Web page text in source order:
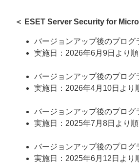
＜ ESET Server Security for
バージョンアップ後のプログ
実施日：2026年6月9日より
バージョンアップ後のプログ
実施日：2026年4月10日より
バージョンアップ後のプログ
実施日：2025年7月8日より
バージョンアップ後のプログ
実施日：2025年6月12日より